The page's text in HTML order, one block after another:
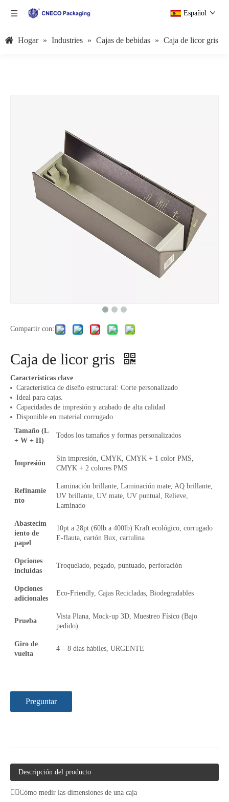
Español
Hogar » Industries » Cajas de bebidas » Caja de licor gris
Compartir con:
Caja de licor gris
Características clave
Característica de diseño estructural: Corte personalizado
Ideal para cajas.
Capacidades de impresión y acabado de alta calidad
Disponible en material corrugado
Tamaño (L
+ W + H)
Todos los tamaños y formas personalizados
Impresión
Sin impresión, CMYK, CMYK + 1 color PMS,
CMYK + 2 colores PMS
Refinamie
nto
Laminación brillante, Laminación mate, AQ brillante,
UV brillante, UV mate, UV puntual, Relieve,
Laminado
Abastecim
iento de
papel
10pt a 28pt (60lb a 400lb) Kraft ecológico, corrugado
E-flauta, cartón Bux, cartulina
Opciones
incluidas
Troquelado, pegado, puntuado, perforación
Opciones
adicionales
Eco-Friendly, Cajas Recicladas, Biodegradables
Prueba
Vista Plana, Mock-up 3D, Muestreo Físico (Bajo
pedido)
Giro de
vuelta
4 – 8 días hábiles, URGENTE
Preguntar
Descripción del producto
Cómo medir las dimensiones de una caja